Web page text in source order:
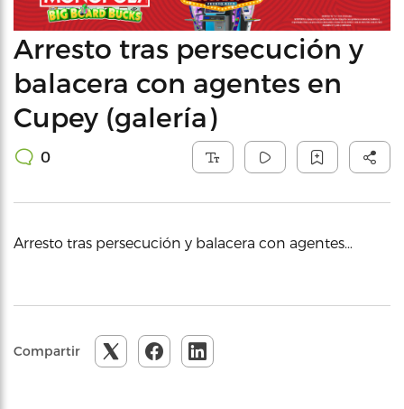
Arresto tras persecución y
balacera con agentes en
Cupey (galería)
0
Arresto tras persecución y balacera con agentes…
Compartir